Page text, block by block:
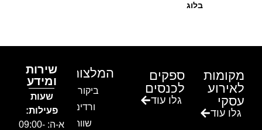
בלוג
מקומות
לאירוע
עסקי
גלו עוד
ספקים
לכנסים
גלו עוד
המלצות
ביקור בגן
ורדים –
שווה!!
שירות
ומידע
שעות
פעילות:
א-ה: 09:00-